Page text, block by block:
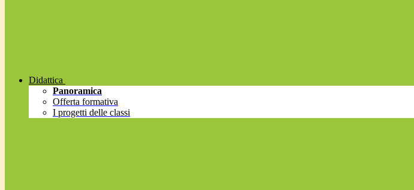
Didattica
Panoramica
Offerta formativa
I progetti delle classi